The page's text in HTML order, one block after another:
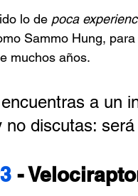
lo de poca
Sammo Hung,
muchos años.
a un
no discutas:
-